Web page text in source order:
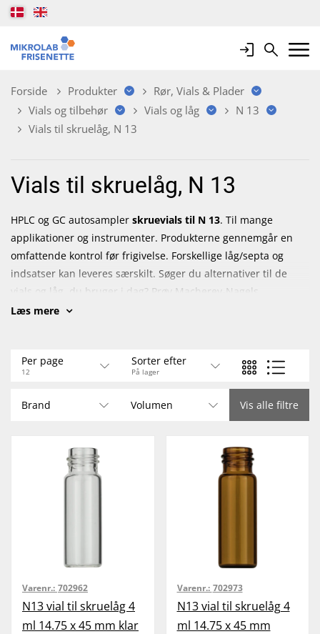
LoginSearchMobile
Forside Produkter
Rør, Vials & Plader
Vials og tilbehør
Vials og låg
N 13
Vials til skruelåg, N 13
Vials til skruelåg, N 13
HPLC og GC autosampler skruevials til N 13. Til mange
applikationer og instrumenter. Produkterne gennemgår en
omfattende kontrol før frigivelse. Forskellige låg/septa og
indsatser kan leveres særskilt. Søger du alternativer til de
vials og låg, du bruger i dag? Prøv Macherey-Nagels
VialFinder. Indtast dit nuværende varenummer i feltet "REF"
Læs mere
Per page
12
Sorter efter
På lager
Brand Volumen Vis alle filtre
Varenr.: 702962
N13 vial til skruelåg 4
ml 14.75 x 45 mm klar
Varenr.: 702973
N13 vial til skruelåg 4
ml 14.75 x 45 mm